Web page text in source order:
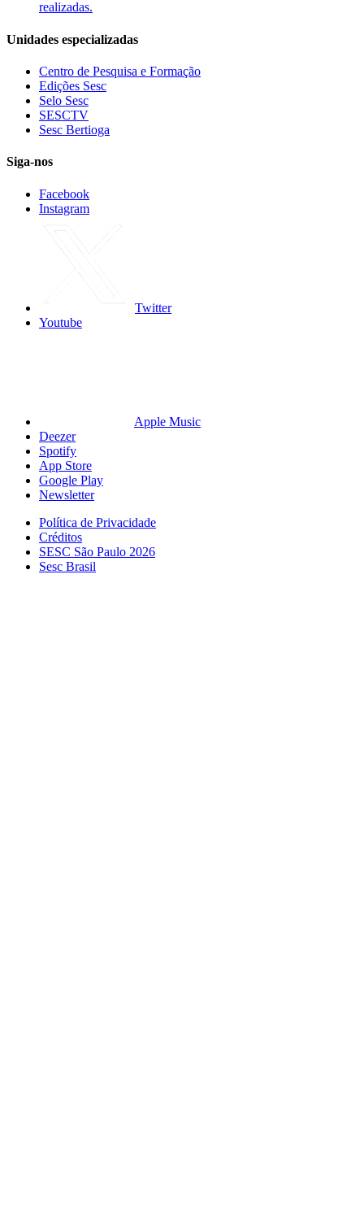
realizadas.
Unidades especializadas
Centro de Pesquisa e Formação
Edições Sesc
Selo Sesc
SESCTV
Sesc Bertioga
Siga-nos
Facebook
Instagram
Twitter
Youtube
Apple Music
Deezer
Spotify
App Store
Google Play
Newsletter
Política de Privacidade
Créditos
SESC São Paulo 2026
Sesc Brasil